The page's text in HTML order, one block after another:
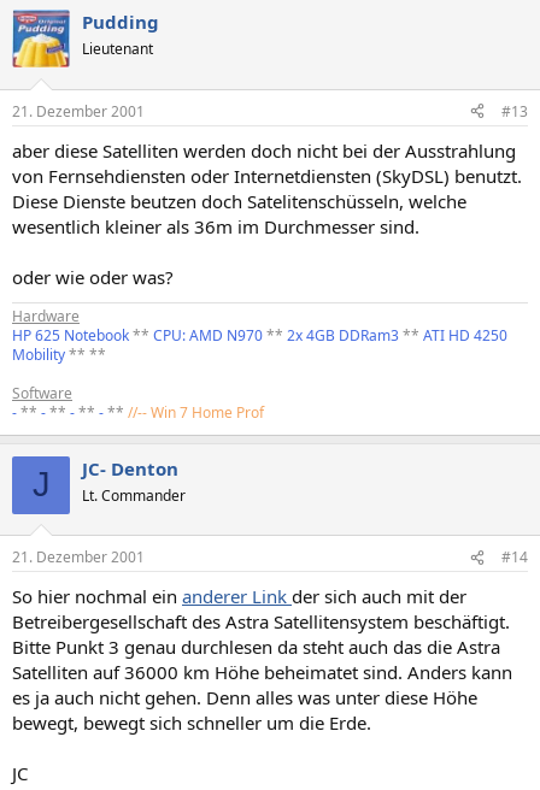
Pudding
Lieutenant
21. Dezember 2001 #13
aber diese Satelliten werden doch nicht bei der Ausstrahlung
von Fernsehdiensten oder Internetdiensten (SkyDSL) benutzt.
Diese Dienste beutzen doch Satelitenschüsseln, welche
wesentlich kleiner als 36m im Durchmesser sind.
oder wie oder was?
Hardware
HP 625 Notebook** CPU: AMD N970** 2x 4GB DDRam3** ATI HD 4250
Mobility** **
Software
-** -** -** -** //-- Win 7 Home Prof
J JC- Denton
Lt. Commander
21. Dezember 2001 #14
So hier nochmal ein anderer Link der sich auch mit der
Betreibergesellschaft des Astra Satellitensystem beschäftigt.
Bitte Punkt 3 genau durchlesen da steht auch das die Astra
Satelliten auf 36000 km Höhe beheimatet sind. Anders kann
es ja auch nicht gehen. Denn alles was unter diese Höhe
bewegt, bewegt sich schneller um die Erde.
JC